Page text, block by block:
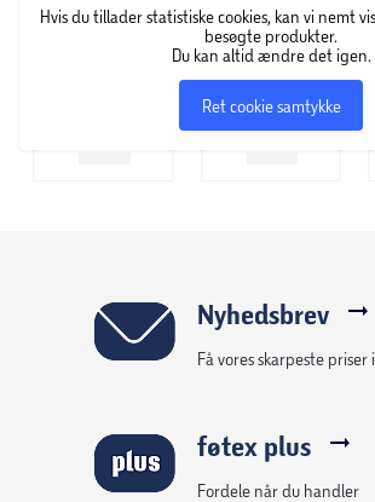
Hvis du tillader statistiske cookies, kan vi nemt
besøgte produkter.
Du kan altid ændre det igen.
Ret cookie samtykke
Nyhedsbrev
Få vores skarpeste priser
føtex plus
Fordele når du handler